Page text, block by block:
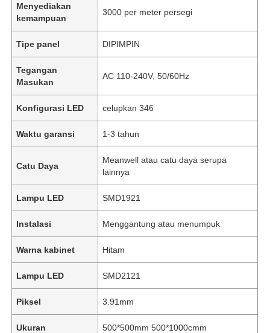
Menyediakan
kemampuan
3000 per meter persegi
Tipe panel DIPIMPIN
Tegangan
Masukan
AC 110-240V, 50/60Hz
Konfigurasi LED celupkan 346
Waktu garansi 1-3 tahun
Catu Daya
Meanwell atau catu daya serupa
lainnya
Lampu LED SMD1921
Instalasi Menggantung atau menumpuk
Warna kabinet Hitam
Lampu LED SMD2121
Piksel 3.91mm
Ukuran 500*500mm 500*1000cmm